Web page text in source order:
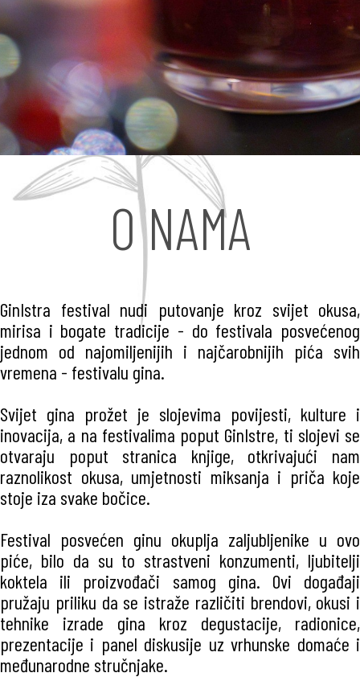
O NAMA
GinIstra festival nudi putovanje kroz svijet okusa,
mirisa i bogate tradicije - do festivala posvećenog
jednom od najomiljenijih i najčarobnijih pića svih
vremena - festivalu gina.
Svijet gina prožet je slojevima povijesti, kulture i
inovacija, a na festivalima poput GinIstre, ti slojevi se
otvaraju poput stranica knjige, otkrivajući nam
raznolikost okusa, umjetnosti miksanja i priča koje
stoje iza svake bočice.
Festival posvećen ginu okuplja zaljubljenike u ovo
piće, bilo da su to strastveni konzumenti, ljubitelji
koktela ili proizvođači samog gina. Ovi događaji
pružaju priliku da se istraže različiti brendovi, okusi i
tehnike izrade gina kroz degustacije, radionice,
prezentacije i panel diskusije uz vrhunske domaće i
međunarodne stručnjake.